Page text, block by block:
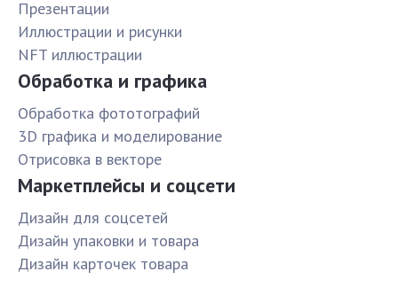
Презентации
Иллюстрации и рисунки
NFT иллюстрации
Обработка и графика
Обработка фототографий
3D графика и моделирование
Отрисовка в векторе
Маркетплейсы и соцсети
Дизайн для соцсетей
Дизайн упаковки и товара
Дизайн карточек товара